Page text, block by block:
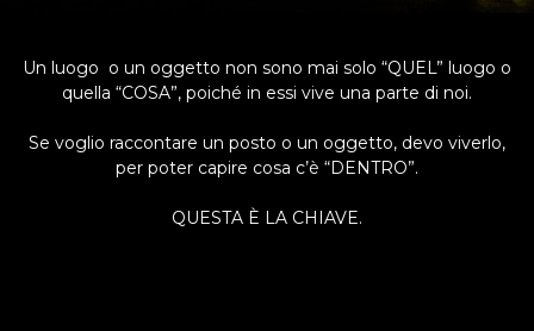
Un luogo o un oggetto non sono mai solo “QUEL” luogo o
quella “COSA”, poiché in essi vive una parte di noi.
Se voglio raccontare un posto o un oggetto, devo viverlo,
per poter capire cosa c’è “DENTRO”.
QUESTA È LA CHIAVE.